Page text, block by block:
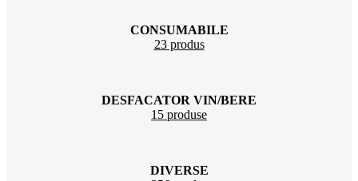
CONSUMABILE
23 produs
DESFACATOR VIN/BERE
15 produse
DIVERSE